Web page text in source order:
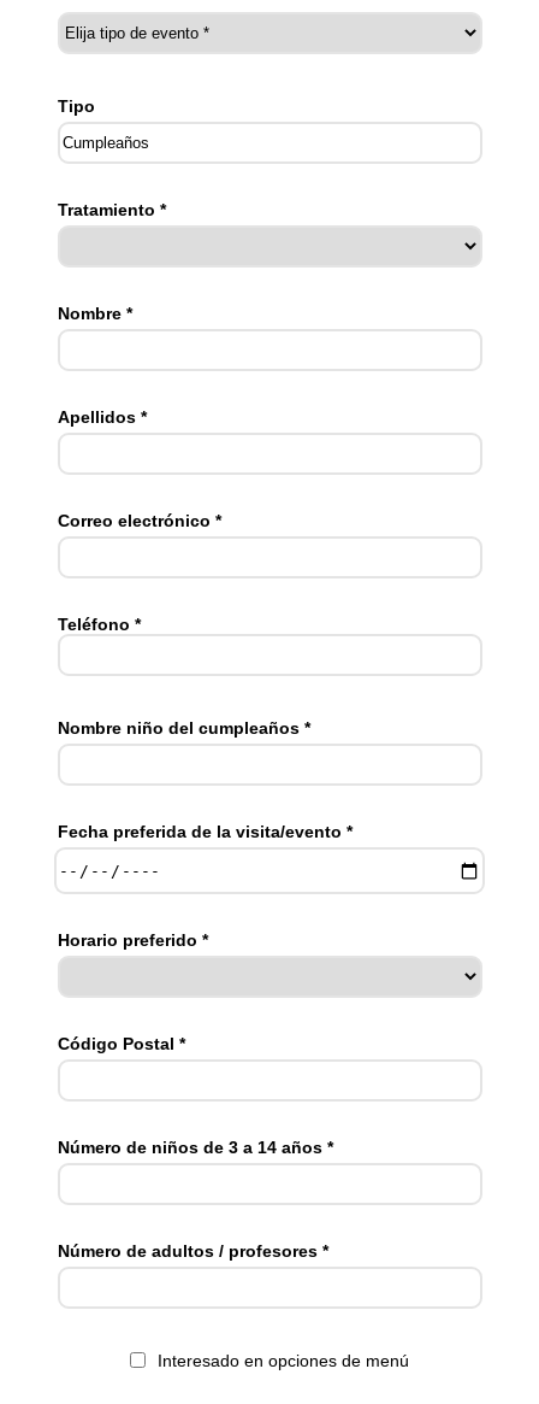
Tipo
Tratamiento *
Nombre *
Apellidos *
Correo electrónico *
Teléfono *
Nombre niño del cumpleaños *
Fecha preferida de la visita/evento *
Horario preferido *
Código Postal *
Número de niños de 3 a 14 años *
Número de adultos / profesores *
Interesado en opciones de menú